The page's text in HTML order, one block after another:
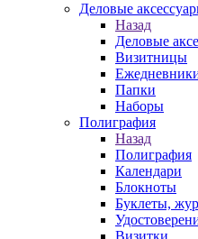
Деловые
Назад
Деловые
Визитницы
Папки
Наборы
Полиграфия
Назад
Полиграфия
Календари
Блокноты
Буклеты,
Визитки